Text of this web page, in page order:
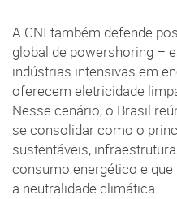
A CNI também defende
global de powershoring –
indústrias intensivas em
oferecem eletricidade
Nesse cenário, o Brasil
se consolidar como o
sustentáveis,
consumo energético e
a neutralidade climática.